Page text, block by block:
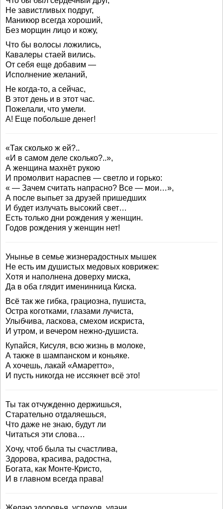
Не завистливых подруг,
Маникюр всегда хороший,
Без морщин лицо и кожу,
Что бы волосы ложились,
Кавалеры стаей вились.
От себя еще добавим —
Исполнение желаний,
Не когда-то, а сейчас,
В этот день и в этот час.
Пожелали, что умели.
А! Еще побольше денег!
«Так сколько ж ей?..
«И в самом деле сколько?..»,
А женщина махнёт рукою
И промолвит нараспев — светло и горько:
« — Зачем считать напрасно? Все — мои…»,
А после выпьет за друзей пришедших
И будет излучать высокий свет…
Есть только дни рождения у женщин.
Годов рождения у женщин нет!
Унынье в семье жизнерадостных мышек
Не есть им душистых медовых коврижек:
Хотя и наполнена доверху миска,
Да в оба глядит именинница Киска.
Всё так же гибка, грациозна, пушиста,
Остра коготками, глазами лучиста,
Улыбчива, ласкова, смехом искриста,
И утром, и вечером нежно-душиста.
Купайся, Кисуля, всю жизнь в молоке,
А также в шампанском и коньяке.
А хочешь, лакай «Амаретто»,
И пусть никогда не иссякнет всё это!
Ты так отчужденно держишься,
Старательно отдаляешься,
Что даже не знаю, будут ли
Читаться эти слова…
Хочу, чтоб была ты счастлива,
Здорова, красива, радостна,
Богата, как Монте-Кристо,
И в главном всегда права!